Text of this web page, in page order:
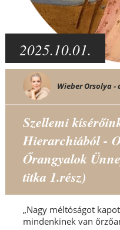
2025.10.01.
Wieber Orsolya -
Szellemi
Hierarchiából -
Őrangyalok
titka 1.rész)
„Nagy méltóságot
mindenkinek van